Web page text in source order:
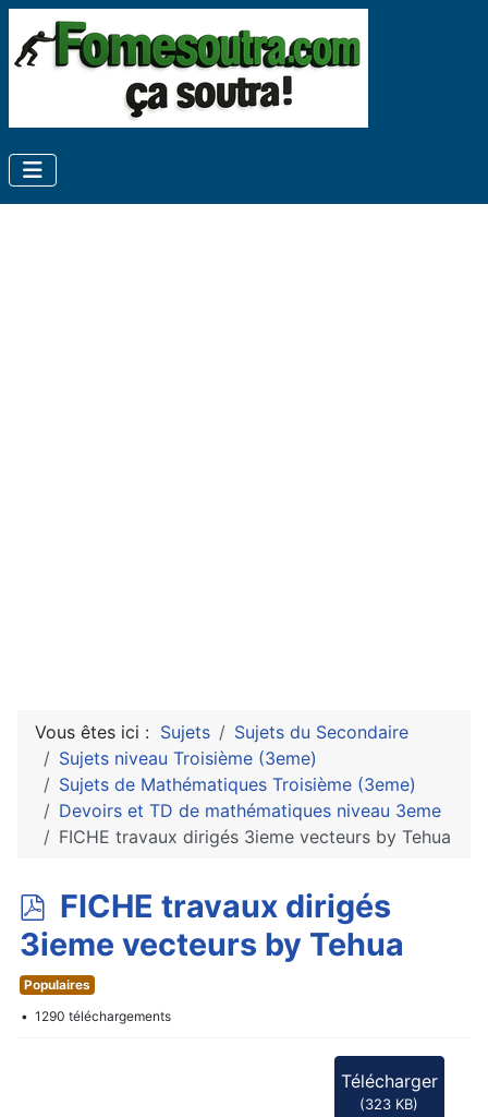
Vous êtes ici : Sujets
Sujets du Secondaire
Sujets niveau Troisième (3eme)
Sujets de Mathématiques Troisième (3eme)
Devoirs et TD de mathématiques niveau 3eme
FICHE travaux dirigés 3ieme vecteurs by Tehua
p
d
f
FICHE travaux dirigés
3ieme vecteurs by Tehua
Populaires
1290 téléchargements
Télécharger
(323 KB)